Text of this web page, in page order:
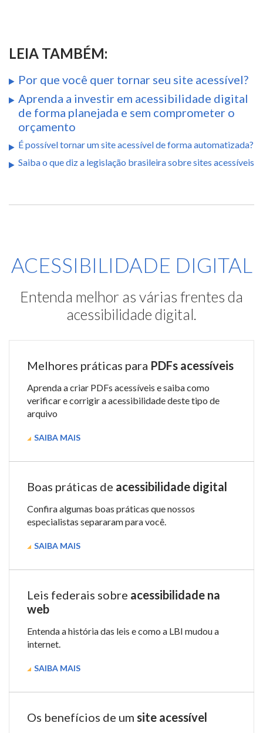
LEIA TAMBÉM:
Por que você quer tornar seu site acessível?
Aprenda a investir em acessibilidade digital
de forma planejada e sem comprometer o
orçamento
É possível tornar um site acessível de forma automatizada?
Saiba o que diz a legislação brasileira sobre sites acessíveis
ACESSIBILIDADE DIGITAL
Entenda melhor as várias frentes da
acessibilidade digital.
Melhores práticas para PDFs acessíveis
Aprenda a criar PDFs acessíveis e saiba como
verificar e corrigir a acessibilidade deste tipo de
arquivo
SAIBA MAIS
Boas práticas de acessibilidade digital
Confira algumas boas práticas que nossos
especialistas separaram para você.
SAIBA MAIS
Leis federais sobre acessibilidade na
web
Entenda a história das leis e como a LBI mudou a
internet.
SAIBA MAIS
Os benefícios de um site acessível